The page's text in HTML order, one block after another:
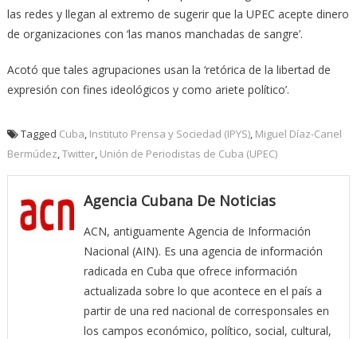
las redes y llegan al extremo de sugerir que la UPEC acepte dinero
de organizaciones con ‘las manos manchadas de sangre’.
Acotó que tales agrupaciones usan la ‘retórica de la libertad de
expresión con fines ideológicos y como ariete político’.
Tagged Cuba, Instituto Prensa y Sociedad (IPYS), Miguel Díaz-Canel
Bermúdez,Twitter, Unión de Periodistas de Cuba (UPEC)
Agencia Cubana De Noticias
ACN, antiguamente Agencia de Información
Nacional (AIN). Es una agencia de información
radicada en Cuba que ofrece información
actualizada sobre lo que acontece en el país a
partir de una red nacional de corresponsales en
los campos económico, político, social, cultural,